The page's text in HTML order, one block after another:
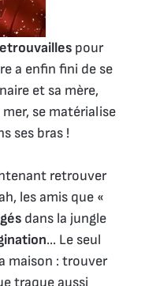
pour
a enfin fini de se
et sa mère,
mer, se matérialise
ses bras !
retrouver
les amis que «
dans la jungle
... Le seul
maison : trouver
traque aussi